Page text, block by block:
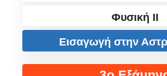
Φυσική II
Εισαγωγή στην